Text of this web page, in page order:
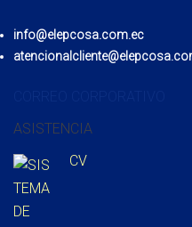
info@elepcosa.com.ec
ASISTENCIA
CV